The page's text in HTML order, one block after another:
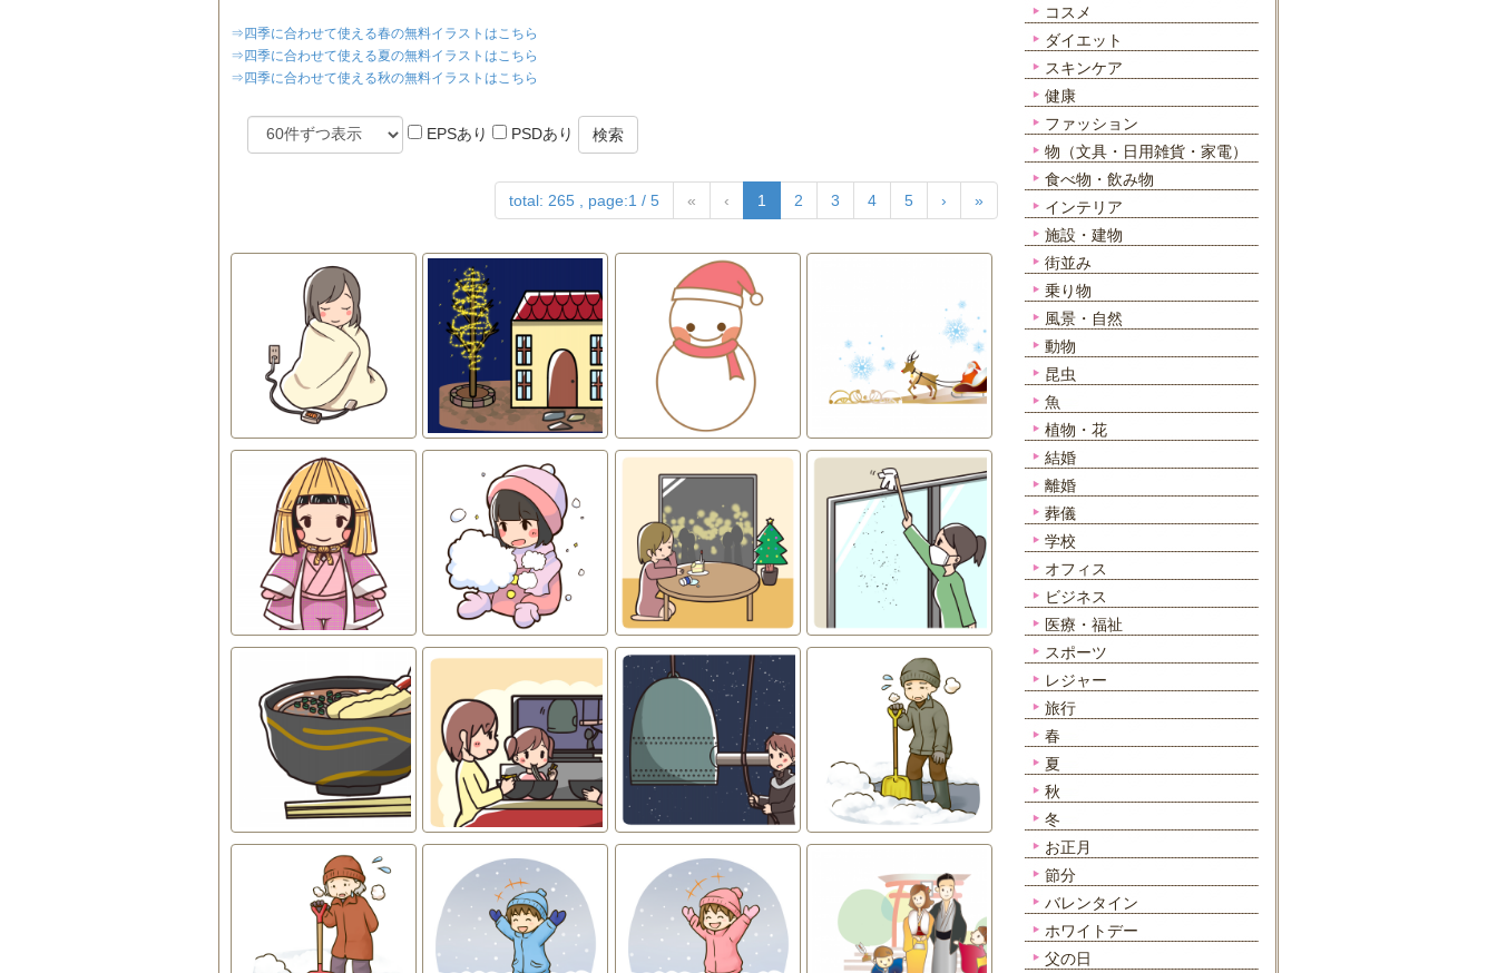
⇒四季に合わせて使える春の無料イラストはこちら
⇒四季に合わせて使える夏の無料イラストはこちら
⇒四季に合わせて使える秋の無料イラストはこちら
EPSあり PSDあり 検索
total: 265 , page:1 / 5 « ‹ 1 2 3 4 5 › »
コスメ
ダイエット
スキンケア
健康
ファッション
物（文具・日用雑貨・家電）
食べ物・飲み物
インテリア
施設・建物
街並み
乗り物
風景・自然
動物
昆虫
魚
植物・花
結婚
離婚
葬儀
学校
オフィス
ビジネス
医療・福祉
スポーツ
レジャー
旅行
春
夏
秋
冬
お正月
節分
バレンタイン
ホワイトデー
父の日